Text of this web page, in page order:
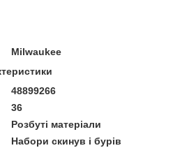
Milwaukee
48899266
36
Розбуті матеріали
Набори скинув і бурів